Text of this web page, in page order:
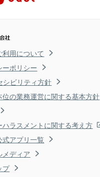
用について
ーポリシー
シビリティ方針
位の業務運営に関する基本方針
ハラスメントに関する考え方
式アプリ一覧
メディア
プ